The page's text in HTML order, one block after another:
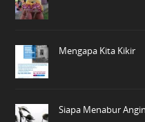
Mengapa Kita Kikir
Siapa Menabur